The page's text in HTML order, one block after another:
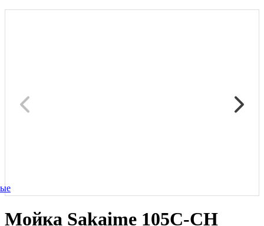
Мойка Sakaime 105C-СH